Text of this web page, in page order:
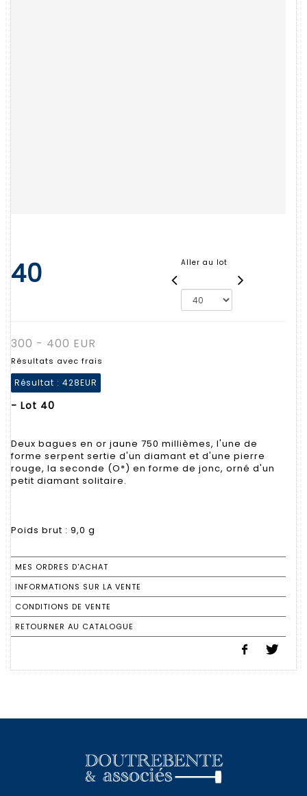
40 Aller au lot
300 - 400 EUR
Résultats avec frais
Résultat : 428EUR
- Lot 40
Deux bagues en or jaune 750 millièmes, l'une de
forme serpent sertie d'un diamant et d'une pierre
rouge, la seconde (O*) en forme de jonc, orné d'un
petit diamant solitaire.
MES ORDRES D'ACHAT
INFORMATIONS SUR LA VENTE
CONDITIONS DE VENTE
RETOURNER AU CATALOGUE